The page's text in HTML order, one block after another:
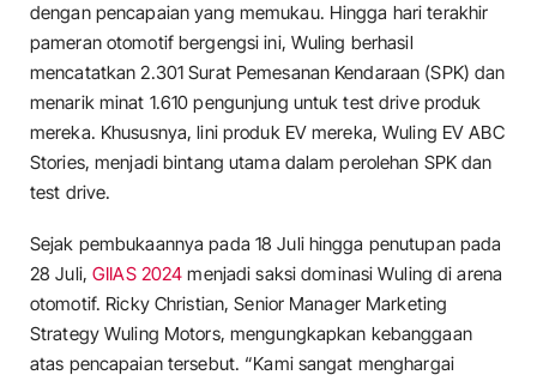
dengan pencapaian yang memukau. Hingga hari terakhir
pameran otomotif bergengsi ini, Wuling berhasil
mencatatkan 2.301 Surat Pemesanan Kendaraan (SPK) dan
menarik minat 1.610 pengunjung untuk test drive produk
mereka. Khususnya, lini produk EV mereka, Wuling EV ABC
Stories, menjadi bintang utama dalam perolehan SPK dan
test drive.
Sejak pembukaannya pada 18 Juli hingga penutupan pada
28 Juli, GIIAS 2024 menjadi saksi dominasi Wuling di arena
otomotif. Ricky Christian, Senior Manager Marketing
Strategy Wuling Motors, mengungkapkan kebanggaan
atas pencapaian tersebut. “Kami sangat menghargai